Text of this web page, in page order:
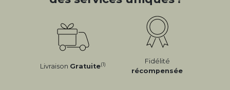
Livraison Gratuite(1)
Fidélité
récompensée